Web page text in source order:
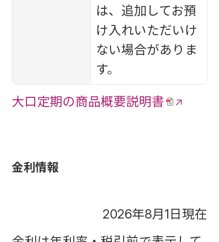
は、追加してお預
け入れいただいけ
ない場合がありま
す。
大口定期の商品概要説明書
金利情報
2026年8月1日現在